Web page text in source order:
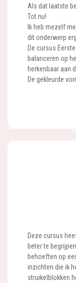
Als dat laatste
Tot nu!
Ik heb mezelf
dit onderwerp
De cursus
balanceren op
herkenbaar aan
De gekleurde
Deze cursus
beter te
behoeften op
inzichten die ik
struikelblokken